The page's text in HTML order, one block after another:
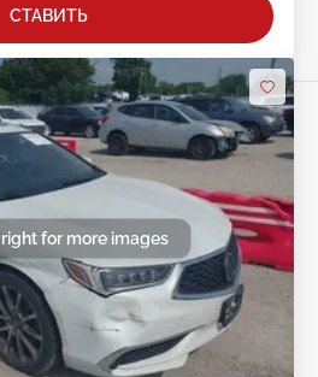
СТАВИТЬ
for more images